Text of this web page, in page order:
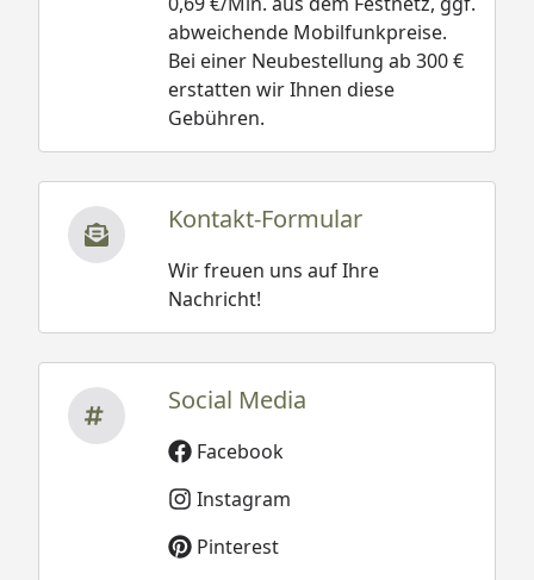
abweichende Mobilfunkpreise.
Bei einer Neubestellung ab 300 €
erstatten wir Ihnen diese
Gebühren.
Kontakt-Formular
Wir freuen uns auf Ihre
Nachricht!
Social Media
Facebook
Instagram
Pinterest